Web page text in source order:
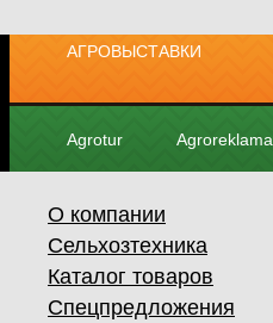
АГРОВЫСТАВКИ
Agrotur Agroreklama
О компании
Сельхозтехника
Каталог товаров
Спецпредложения